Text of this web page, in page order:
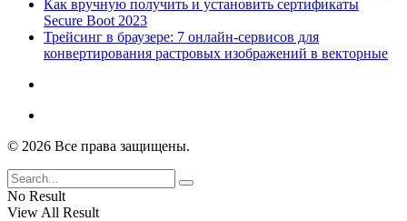
Как вручную получить и установить сертификаты
Secure Boot 2023
Трейсинг в браузере: 7 онлайн-сервисов для
конвертирования растровых изображений в векторные
© 2026 Все права защищены.
No Result
View All Result